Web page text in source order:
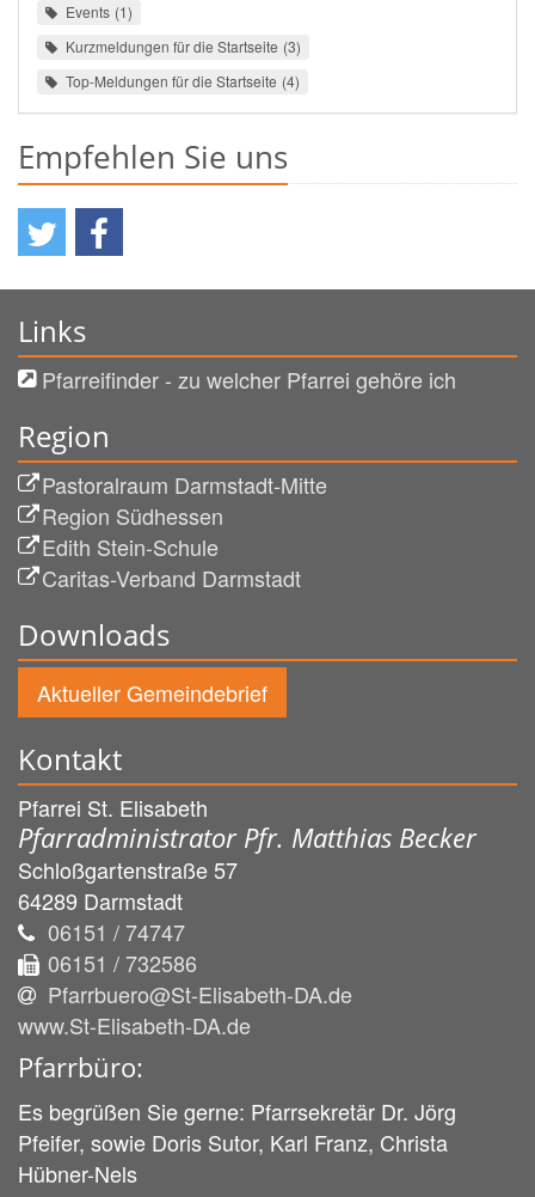
Events 1
Kurzmeldungen für die Startseite 3
Top-Meldungen für die Startseite 4
Empfehlen Sie uns
Links
Pfarreifinder - zu welcher Pfarrei gehöre ich
Region
Pastoralraum Darmstadt-Mitte
Region Südhessen
Edith Stein-Schule
Caritas-Verband Darmstadt
Downloads
Aktueller Gemeindebrief
Kontakt
Pfarrei St. Elisabeth
Pfarradministrator Pfr. Matthias Becker
Schloßgartenstraße 57
64289 Darmstadt
06151 / 74747
06151 / 732586
Pfarrbuero@St-Elisabeth-DA.de
www.St-Elisabeth-DA.de
Pfarrbüro:
Es begrüßen Sie gerne: Pfarrsekretär Dr. Jörg
Pfeifer, sowie Doris Sutor, Karl Franz, Christa
Hübner-Nels